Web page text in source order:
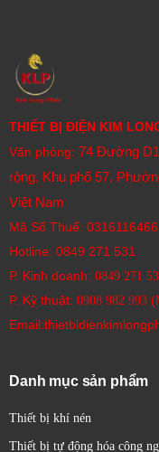
THIẾT BỊ ĐIỆN KIM
Văn phòng: 74 Đường
rộng, Khu phố 57,
Việt Nam
Mã Số Thuế: 0316116466
Hotline: 0849 271 531
P. Kinh doanh: 0849 271
P. Kỹ thuật: 0908 982 993​
Danh mục sản phẩm
Thiết bị khí nén
Thiết bị tự động hóa công